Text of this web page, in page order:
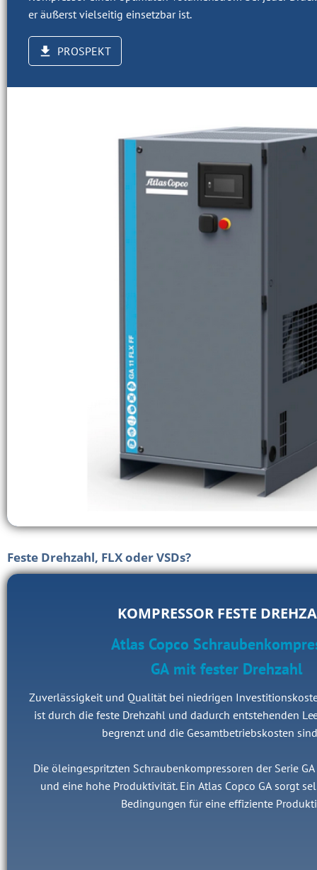
er äußerst vielseitig einsetzbar ist.
PROSPEKT
Feste Drehzahl, FLX ​​oder VSDs?
KOMPRESSOR FESTE
Atlas Copco
GA mit fester Drehzahl
Zuverlässigkeit und Qualität bei niedrigen
ist durch die feste Drehzahl und dadurch entstehenden
begrenzt und die Gesamtbetriebskosten
Die öleingespritzten Schraubenkompressoren der Serie
und eine hohe Produktivität. Ein Atlas Copco GA sorgt
Bedingungen für eine effiziente